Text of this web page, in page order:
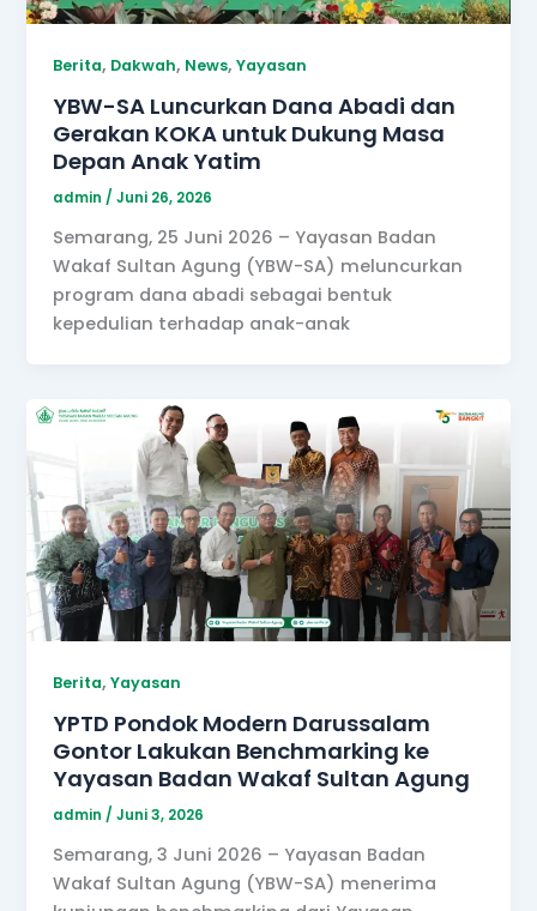
Berita, Dakwah, News,Yayasan
YBW-SA Luncurkan Dana Abadi dan
Gerakan KOKA untuk Dukung Masa
Depan Anak Yatim
admin/Juni 26, 2026
Semarang, 25 Juni 2026 – Yayasan Badan
Wakaf Sultan Agung (YBW-SA) meluncurkan
program dana abadi sebagai bentuk
kepedulian terhadap anak-anak
Berita,Yayasan
YPTD Pondok Modern Darussalam
Gontor Lakukan Benchmarking ke
Yayasan Badan Wakaf Sultan Agung
admin/Juni 3, 2026
Semarang, 3 Juni 2026 – Yayasan Badan
Wakaf Sultan Agung (YBW-SA) menerima